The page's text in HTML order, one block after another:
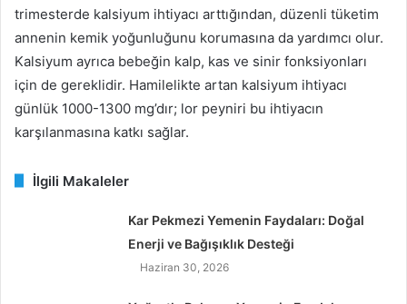
trimesterde kalsiyum ihtiyacı arttığından, düzenli tüketim
annenin kemik yoğunluğunu korumasına da yardımcı olur.
Kalsiyum ayrıca bebeğin kalp, kas ve sinir fonksiyonları
için de gereklidir. Hamilelikte artan kalsiyum ihtiyacı
günlük 1000-1300 mg’dır; lor peyniri bu ihtiyacın
karşılanmasına katkı sağlar.
İlgili Makaleler
Kar Pekmezi Yemenin Faydaları: Doğal
Enerji ve Bağışıklık Desteği
Haziran 30, 2026